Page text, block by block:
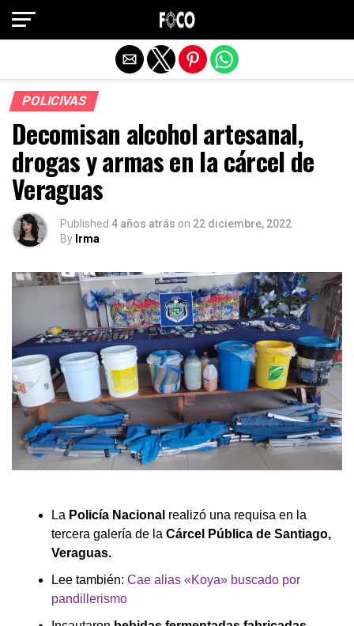
POLICIVAS
Decomisan alcohol artesanal,
drogas y armas en la cárcel de
Veraguas
Published 4 años atrás on 22 diciembre, 2022
By Irma
La Policía Nacional realizó una requisa en la
tercera galería de la Cárcel Pública de Santiago,
Veraguas.
Lee también: Cae alias «Koya» buscado por
pandillerismo
Salir de la versión móvil